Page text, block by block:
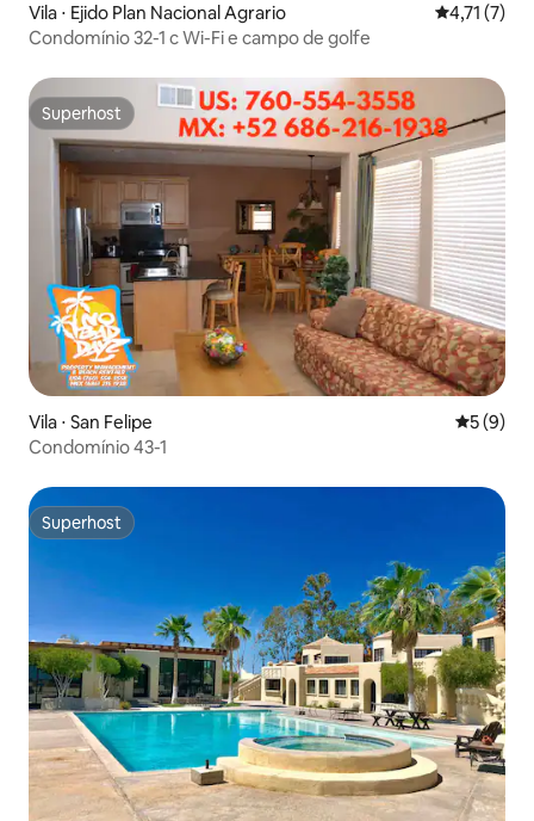
Vila ⋅ Ejido Plan Nacional Agrario 4,71 de
4,71 (7)
Condomínio 32-1 c Wi-Fi e campo de golfe
Superhost
Superhost
Vila ⋅ San Felipe 5 de
5 (9)
Condomínio 43-1
Superhost
Superhost